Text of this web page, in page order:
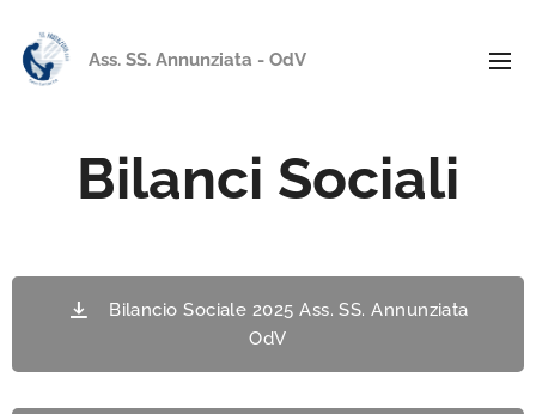
Ass. SS. Annunziata - OdV
Bilanci Sociali
Bilancio Sociale 2025 Ass. SS. Annunziata
OdV